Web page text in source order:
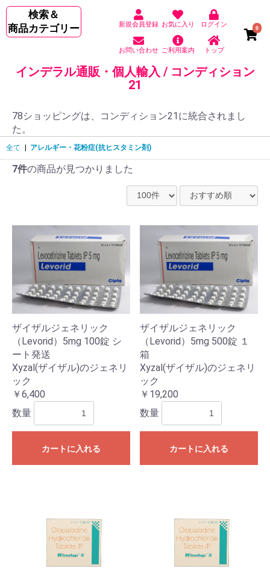
検索＆
商品カテゴリー
新規会員登録 お気に入り ログイン
お問い合わせ ご利用案内 トップ
0
インデラル通販・個人輸入 / コンディション
21
78ショッピングは、コンディション21に統合されまし
た。
全て アレルギー・花粉症(抗ヒスタミン剤)
7件の商品が見つかりました
ザイザルジェネリック
（Levorid）5mg 100錠 シ
ート発送
Xyzal(ザイザル)のジェネリ
ック
￥6,400
数量
カートに入れる
ザイザルジェネリック
（Levorid）5mg 500錠 １
箱
Xyzal(ザイザル)のジェネリ
ック
￥19,200
数量
カートに入れる